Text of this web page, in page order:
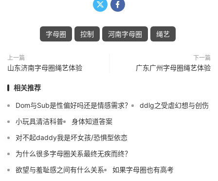
 
字母圈 控制 河南字母圈 绳艺
上一篇
山东济南字母圈绳艺体验
下一篇
广东广州字母圈绳艺体验
相关推荐
Dom与Sub是性偏好吗还是情感需求？
ddlg之受虐幻想与创伤
小玩具清洁科普
身体知道答案
对不起daddy我是坏女孩/恐惧型依恋
为什么很多字母圈关系最终无疾而终？
欲望与羞耻感之间有什么关系
如果字母圈也有高考